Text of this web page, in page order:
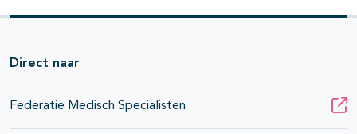
Direct naar
Federatie Medisch Specialisten